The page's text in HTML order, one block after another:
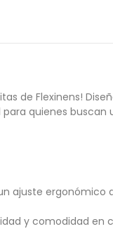
de Flexinens!
quienes buscan
ajuste ergonómico
y comodidad en